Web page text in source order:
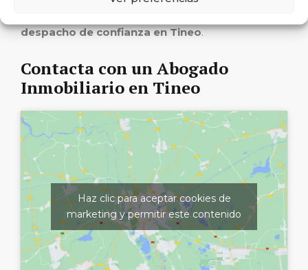
despacho de confianza en Tineo.
Contacta con un Abogado
Inmobiliario en Tineo
Haz clic para aceptar cookies de
marketing y permitir este contenido